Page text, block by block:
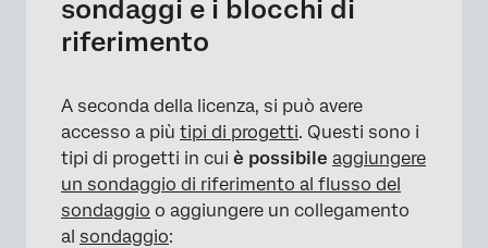
sondaggi e i blocchi di
riferimento
A seconda della licenza, si può avere
accesso a più tipi di progetti. Questi sono i
tipi di progetti in cui è possibile aggiungere
un sondaggio di riferimento al flusso del
sondaggio o aggiungere un collegamento
al sondaggio: